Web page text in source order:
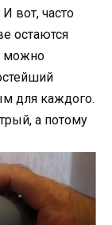
вот, часто
остаются
можно
для каждого.
а потому